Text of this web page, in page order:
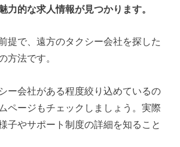
力的な求人情報が見つかります。
提で、遠方のタクシー会社を探した
方法です。
ー会社がある程度絞り込めているの
ページもチェックしましょう。実際
子やサポート制度の詳細を知ること